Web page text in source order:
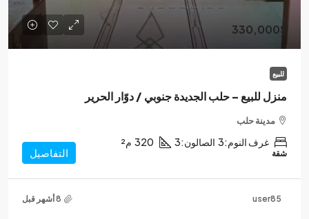
330,000$
للبيع
منزل للبيع – حلب الجديدة جنوبي / دوّار الحرير
مدينة حلب
غرف النوم:3 الصالون:3
320 م²
شقة التفاصيل
user85